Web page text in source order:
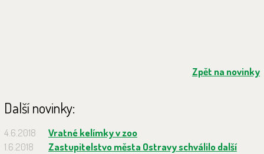
Zpět na novinky
Další novinky:
4.6.2018
Vratné kelímky v zoo
1.6.2018
Zastupitelstvo města Ostravy schválilo další